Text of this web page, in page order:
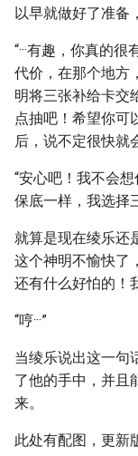
以早就做好了准备
“···有趣，你真的
代价，在那个地方
明将三张补给卡交
点抽吧！希望你可
后，说不定很快就
“安心吧！我不会
保底一样，我选择
就算是现在绫乐还
这个神明不愉快了
还有什么好怕的！
“哼···”
当绫乐说出这一句
了他的手中，并且
来。
此处有配图，更新